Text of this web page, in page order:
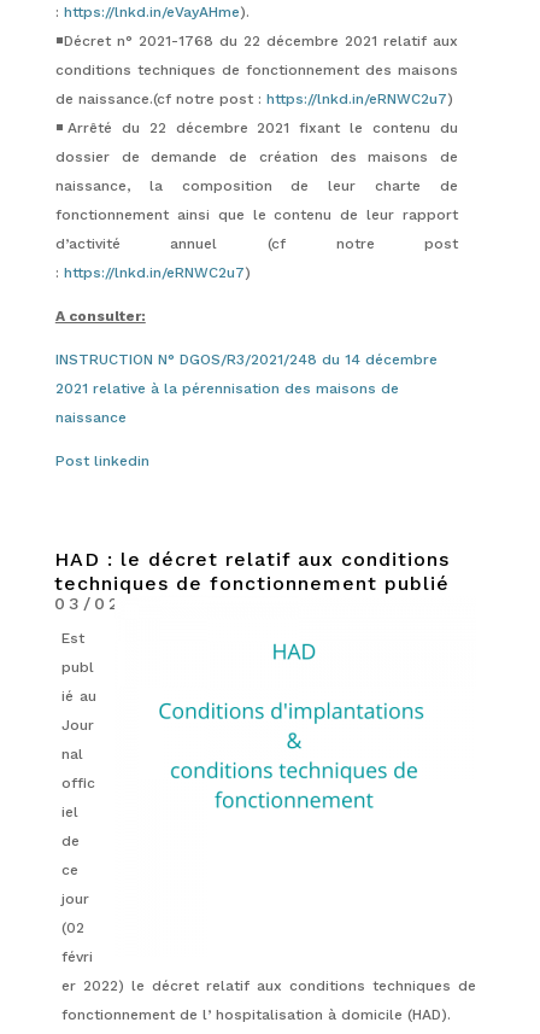
: https://lnkd.in/eVayAHme).
◾️Décret n° 2021-1768 du 22 décembre 2021 relatif aux
conditions techniques de fonctionnement des maisons
de naissance.(cf notre post : https://lnkd.in/eRNWC2u7)
◾️Arrêté du 22 décembre 2021 fixant le contenu du
dossier de demande de création des maisons de
naissance, la composition de leur charte de
fonctionnement ainsi que le contenu de leur rapport
d’activité annuel (cf notre post
: https://lnkd.in/eRNWC2u7)
A consulter:
INSTRUCTION N° DGOS/R3/2021/248 du 14 décembre
2021 relative à la pérennisation des maisons de
naissance
Post linkedin
HAD : le décret relatif aux conditions
techniques de fonctionnement publié
03/02/2022
Est
publ
ié au
Jour
nal
offic
iel
de
ce
jour
(02
févri
er 2022) le décret relatif aux conditions techniques de
fonctionnement de l’ hospitalisation à domicile (HAD).